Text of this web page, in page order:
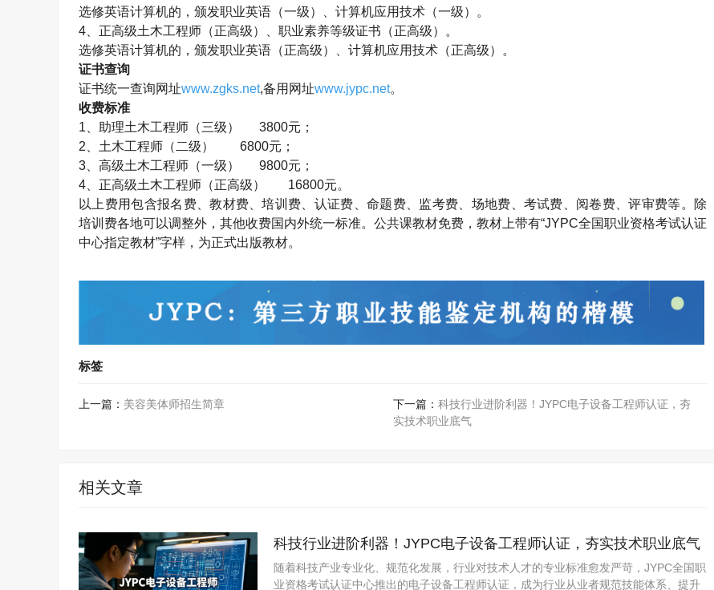
选修英语计算机的，颁发职业英语（一级）、计算机应用技术（一级）。
4、正高级土木工程师 （正高级）、职业素养等级证书（正高级）。
选修英语计算机的，颁发职业英语（正高级）、计算机应用技术（正高级）。
证书查询
证书统一查询网址www.zgks.net,备用网址www.jypc.net。
收费标准
1、助理土木工程师 （三级） 3800元；
2、 土木工程师 （二级） 6800元；
3、高级土木工程师 （一级） 9800元；
4、正高级土木工程师 （正高级）
16800元。
以上费用包含报名费、教材费、培训费、认证费、命题费、监考费、场地费、考试费、阅卷费、评审费等。除
培训费各地可以调整外，其他收费国内外统一标准。公共课教材免费，教材上带有“JYPC全国职业资格考试认证
中心指定教材”字样，为正式出版教材。
标签
上一篇： 美容美体师招生简章 下一篇： 科技行业进阶利器！JYPC电子设备工程师认证，夯
实技术职业底气
相关文章
科技行业进阶利器！JYPC电子设备工程师认证，夯实技术职业底气
随着科技产业专业化、规范化发展，行业对技术人才的专业标准愈发严苛，JYPC全国职
业资格考试认证中心推出的电子设备工程师认证，成为行业从业者规范技能体系、提升